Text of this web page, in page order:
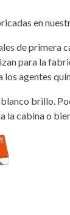
en
de primera
para la
agentes
brillo.
la cabina o